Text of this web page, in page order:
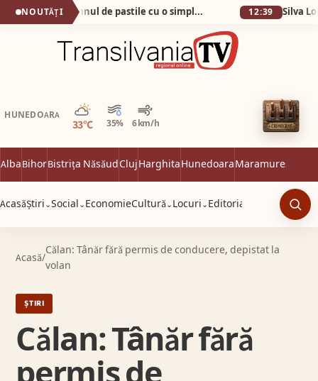
NOUTĂȚI Cum am scăpat de pumnul de pastile cu o simplă apă minerală! 12:39
HUNEDOARA
33°C 35% 6 km/h
Parțial noros
AlbaBihorBistrița NăsăudClujHarghitaHunedoaraMaramureș
AcasăȘtiri ⌄Social ⌄ EconomieCultură ⌄ Locuri ⌄ Editorial
Acasă/
Călan: Tânăr fără permis de conducere, depistat la
volan
ȘTIRI
Călan: Tânăr fără